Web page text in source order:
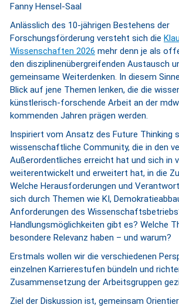
Fanny Hensel-Saal
Anlässlich des 10-jährigen Bestehens der
Forschungsförderung versteht sich die
Wissenschaften 2026 mehr denn je als
den disziplinenübergreifenden Austausch
gemeinsame Weiterdenken. In diesem
Blick auf jene Themen lenken, die die
künstlerisch-forschende Arbeit an der
kommenden Jahren prägen werden.
Inspiriert vom Ansatz des Future Thinking
wissenschaftliche Community, die in den
Außerordentliches erreicht hat und sich in
weiterentwickelt und erweitert hat, in die
Welche Herausforderungen und
sich durch Themen wie KI,
Anforderungen des
Handlungsmöglichkeiten gibt es? Welche
besondere Relevanz haben – und warum?
Erstmals wollen wir die verschiedenen
einzelnen Karrierestufen bündeln und
Zusammensetzung der Arbeitsgruppen
Ziel der Diskussion ist, gemeinsam